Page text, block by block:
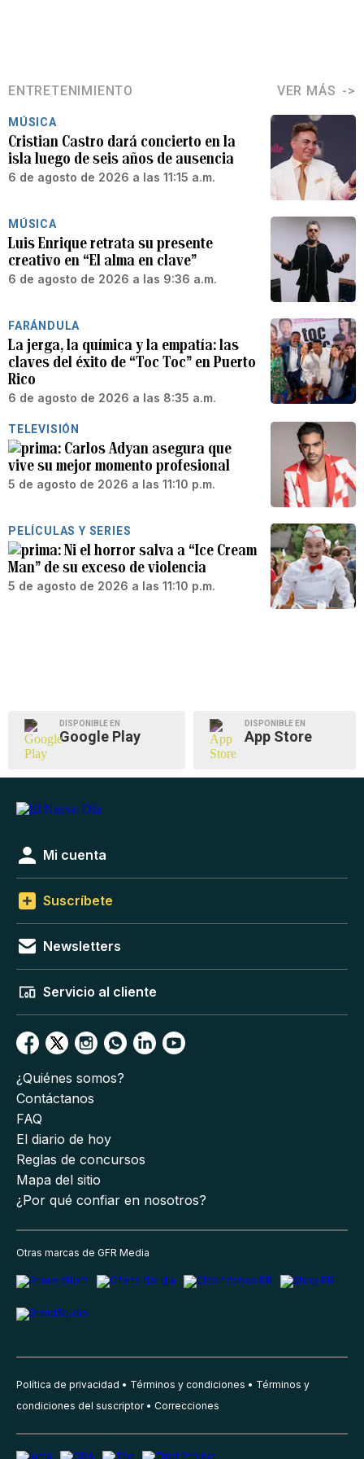
ENTRETENIMIENTO VER MÁS
MÚSICA
Cristian Castro dará concierto en la
isla luego de seis años de ausencia
6 de agosto de 2026 a las 11:15 a.m.
MÚSICA
Luis Enrique retrata su presente
creativo en “El alma en clave”
6 de agosto de 2026 a las 9:36 a.m.
FARÁNDULA
La jerga, la química y la empatía: las
claves del éxito de “Toc Toc” en Puerto
Rico
6 de agosto de 2026 a las 8:35 a.m.
TELEVISIÓN
Carlos Adyan asegura que
vive su mejor momento profesional
5 de agosto de 2026 a las 11:10 p.m.
PELÍCULAS Y SERIES
Ni el horror salva a “Ice Cream
Man” de su exceso de violencia
5 de agosto de 2026 a las 11:10 p.m.
DISPONIBLE EN
Google Play
DISPONIBLE EN
App Store
Mi cuenta
Suscríbete
Newsletters
Servicio al cliente
¿Quiénes somos?
Contáctanos
FAQ
El diario de hoy
Reglas de concursos
Mapa del sitio
¿Por qué confiar en nosotros?
Otras marcas de GFR Media
Política de privacidad Términos y condiciones
Términos y
condiciones del suscriptor
Correcciones